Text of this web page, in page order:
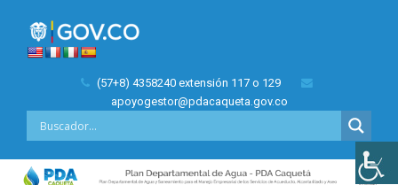
(57+8) 4358240 extensión 117 o 129
apoyogestor@pdacaqueta.gov.co